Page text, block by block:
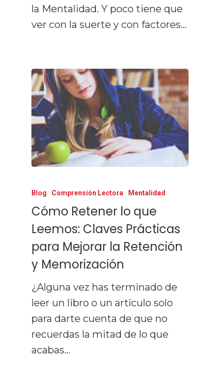
la Mentalidad. Y poco tiene que
ver con la suerte y con factores…
Blog Comprensión Lectora Mentalidad
Cómo Retener lo que
Leemos: Claves Prácticas
para Mejorar la Retención
y Memorización
¿Alguna vez has terminado de
leer un libro o un artículo solo
para darte cuenta de que no
recuerdas la mitad de lo que
acabas…